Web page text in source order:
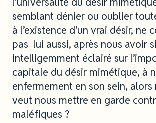
semblant dénier ou oublier
à l’existence d’un vrai désir, ne
pas lui aussi, après nous avoir si
intelligemment éclairé sur
capitale du désir mimétique, à
enfermement en son sein, alors
veut nous mettre en garde
maléfiques ?